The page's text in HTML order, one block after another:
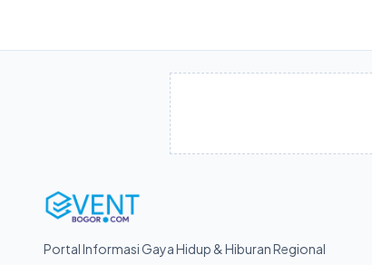
Portal Informasi Gaya Hidup & Hiburan Regional